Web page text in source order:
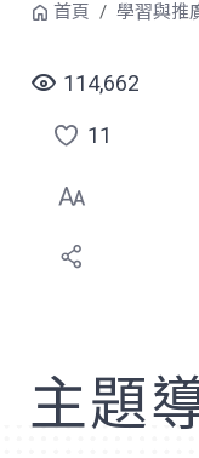
首頁 學習與推
114,662
點
選
喜
11
主題